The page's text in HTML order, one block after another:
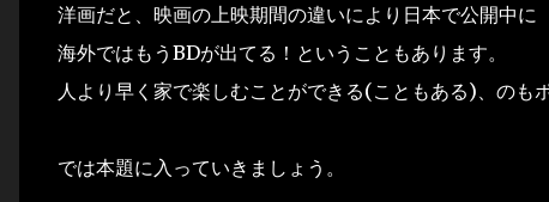
洋画だと、映画の上映期間の違いにより日本で公開中に
海外ではもうBDが出てる！ということもあります。
人より早く家で楽しむことができる(こともある)、のも
では本題に入っていきましょう。